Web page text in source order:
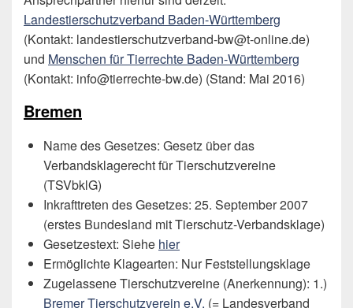
Landestierschutzverband Baden-Württemberg
(Kontakt: landestierschutzverband-bw@t-online.de)
und Menschen für Tierrechte Baden-Württemberg
(Kontakt: info@tierrechte-bw.de) (Stand: Mai 2016)
Bremen
Name des Gesetzes: Gesetz über das
Verbandsklagerecht für Tierschutzvereine
(TSVbklG)
Inkrafttreten des Gesetzes: 25. September 2007
(erstes Bundesland mit Tierschutz-Verbandsklage)
Gesetzestext: Siehe hier
Ermöglichte Klagearten: Nur Feststellungsklage
Zugelassene Tierschutzvereine (Anerkennung): 1.)
Bremer Tierschutzverein e.V. (= Landesverband